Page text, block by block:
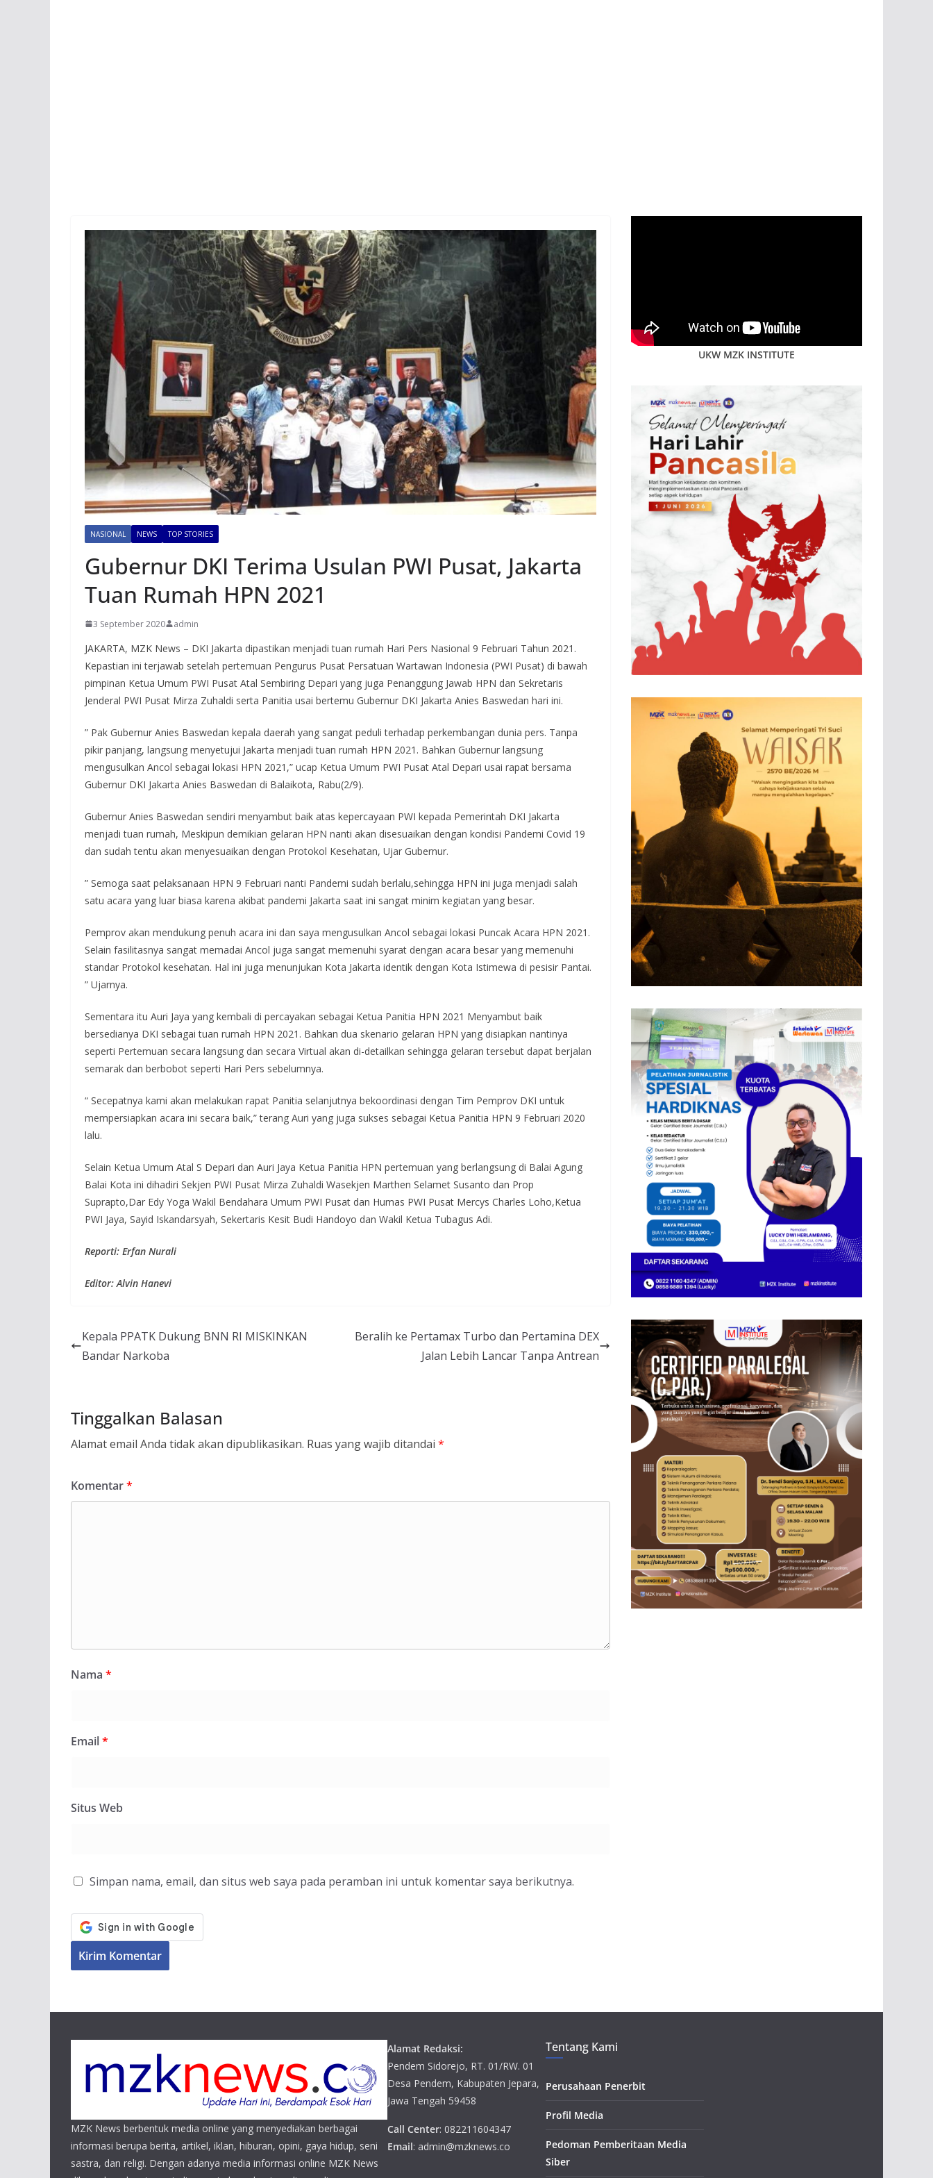
NASIONAL NEWS TOP STORIES
Gubernur DKI Terima Usulan PWI Pusat, Jakarta
Tuan Rumah HPN 2021
3 September 2020 admin
JAKARTA, MZK News – DKI Jakarta dipastikan menjadi tuan rumah Hari Pers Nasional 9 Februari Tahun 2021.
Kepastian ini terjawab setelah pertemuan Pengurus Pusat Persatuan Wartawan Indonesia (PWI Pusat) di bawah
pimpinan Ketua Umum PWI Pusat Atal Sembiring Depari yang juga Penanggung Jawab HPN dan Sekretaris
Jenderal PWI Pusat Mirza Zuhaldi serta Panitia usai bertemu Gubernur DKI Jakarta Anies Baswedan hari ini.
” Pak Gubernur Anies Baswedan kepala daerah yang sangat peduli terhadap perkembangan dunia pers. Tanpa
pikir panjang, langsung menyetujui Jakarta menjadi tuan rumah HPN 2021. Bahkan Gubernur langsung
mengusulkan Ancol sebagai lokasi HPN 2021,” ucap Ketua Umum PWI Pusat Atal Depari usai rapat bersama
Gubernur DKI Jakarta Anies Baswedan di Balaikota, Rabu(2/9).
Gubernur Anies Baswedan sendiri menyambut baik atas kepercayaan PWI kepada Pemerintah DKI Jakarta
menjadi tuan rumah, Meskipun demikian gelaran HPN nanti akan disesuaikan dengan kondisi Pandemi Covid 19
dan sudah tentu akan menyesuaikan dengan Protokol Kesehatan, Ujar Gubernur.
” Semoga saat pelaksanaan HPN 9 Februari nanti Pandemi sudah berlalu,sehingga HPN ini juga menjadi salah
satu acara yang luar biasa karena akibat pandemi Jakarta saat ini sangat minim kegiatan yang besar.
Pemprov akan mendukung penuh acara ini dan saya mengusulkan Ancol sebagai lokasi Puncak Acara HPN 2021.
Selain fasilitasnya sangat memadai Ancol juga sangat memenuhi syarat dengan acara besar yang memenuhi
standar Protokol kesehatan. Hal ini juga menunjukan Kota Jakarta identik dengan Kota Istimewa di pesisir Pantai.
” Ujarnya.
Sementara itu Auri Jaya yang kembali di percayakan sebagai Ketua Panitia HPN 2021 Menyambut baik
bersedianya DKI sebagai tuan rumah HPN 2021. Bahkan dua skenario gelaran HPN yang disiapkan nantinya
seperti Pertemuan secara langsung dan secara Virtual akan di-detailkan sehingga gelaran tersebut dapat berjalan
semarak dan berbobot seperti Hari Pers sebelumnya.
“ Secepatnya kami akan melakukan rapat Panitia selanjutnya bekoordinasi dengan Tim Pemprov DKI untuk
mempersiapkan acara ini secara baik,” terang Auri yang juga sukses sebagai Ketua Panitia HPN 9 Februari 2020
lalu.
Selain Ketua Umum Atal S Depari dan Auri Jaya Ketua Panitia HPN pertemuan yang berlangsung di Balai Agung
Balai Kota ini dihadiri Sekjen PWI Pusat Mirza Zuhaldi Wasekjen Marthen Selamet Susanto dan Prop
Suprapto,Dar Edy Yoga Wakil Bendahara Umum PWI Pusat dan Humas PWI Pusat Mercys Charles Loho,Ketua
PWI Jaya, Sayid Iskandarsyah, Sekertaris Kesit Budi Handoyo dan Wakil Ketua Tubagus Adi.
Reporti: Erfan Nurali
Editor: Alvin Hanevi
Kepala PPATK Dukung BNN RI MISKINKAN
Bandar Narkoba
Beralih ke Pertamax Turbo dan Pertamina DEX
Jalan Lebih Lancar Tanpa Antrean
Tinggalkan Balasan
Alamat email Anda tidak akan dipublikasikan. Ruas yang wajib ditandai *
Komentar*
Nama *
Email*
Situs Web
Simpan nama, email, dan situs web saya pada peramban ini untuk komentar saya berikutnya.
UKW MZK INSTITUTE
MZK News berbentuk media online yang menyediakan berbagai
informasi berupa berita, artikel, iklan, hiburan, opini, gaya hidup, seni
sastra, dan religi. Dengan adanya media informasi online MZK News
Alamat Redaksi:
Pendem Sidorejo, RT. 01/RW. 01
Desa Pendem, Kabupaten Jepara,
Jawa Tengah 59458
Call Center: 082211604347
Email: admin@mzknews.co
Tentang Kami
Perusahaan Penerbit
Profil Media
Pedoman Pemberitaan Media
Siber